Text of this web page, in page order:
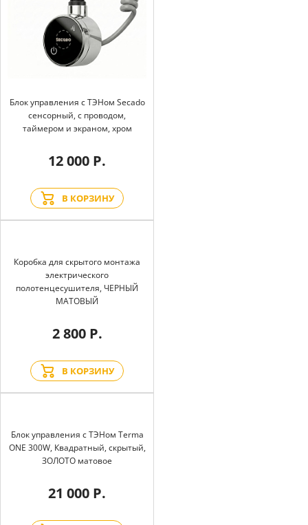
Блок управления с ТЭНом Secado
сенсорный, с проводом,
таймером и экраном, хром
12 000 Р.
В КОРЗИНУ
Коробка для скрытого монтажа
электрического
полотенцесушителя, ЧЕРНЫЙ
МАТОВЫЙ
2 800 Р.
В КОРЗИНУ
Блок управления с ТЭНом Terma
ONE 300W, Квадратный, скрытый,
ЗОЛОТО матовое
21 000 Р.